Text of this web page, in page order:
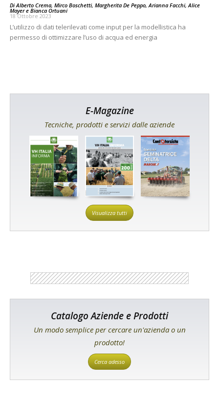
DiAlberto Crema, Mirco Boschetti, Margherita De Peppo,Arianna Facchi,Alice
Mayere Bianca Ortuani
18 Ottobre 2023
L’utilizzo di dati telerilevati come input per la modellistica ha
permesso di ottimizzare l’uso di acqua ed energia
E-Magazine
Tecniche, prodotti e servizi dalle aziende
Visualizza tutti
Catalogo Aziende e Prodotti
Un modo semplice per cercare un'azienda o un
prodotto!
Cerca adesso